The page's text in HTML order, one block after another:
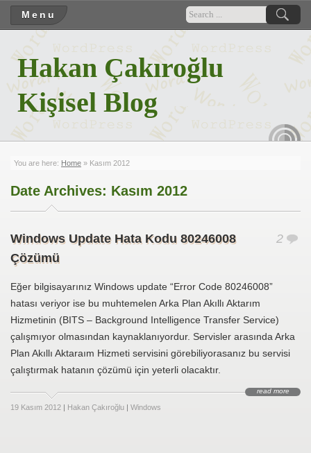
Menu
Hakan Çakıroğlu
Kişisel Blog
You are here: Home » Kasım 2012
Date Archives: Kasım 2012
Windows Update Hata Kodu 80246008
Çözümü
Eğer bilgisayarınız Windows update “Error Code 80246008”
hatası veriyor ise bu muhtemelen Arka Plan Akıllı Aktarım
Hizmetinin (BITS – Background Intelligence Transfer Service)
çalışmıyor olmasından kaynaklanıyordur. Servisler arasında Arka
Plan Akıllı Aktaraım Hizmeti servisini görebiliyorasanız bu servisi
çalıştırmak hatanın çözümü için yeterli olacaktır.
read more
19 Kasım 2012 | Hakan Çakıroğlu | Windows
2